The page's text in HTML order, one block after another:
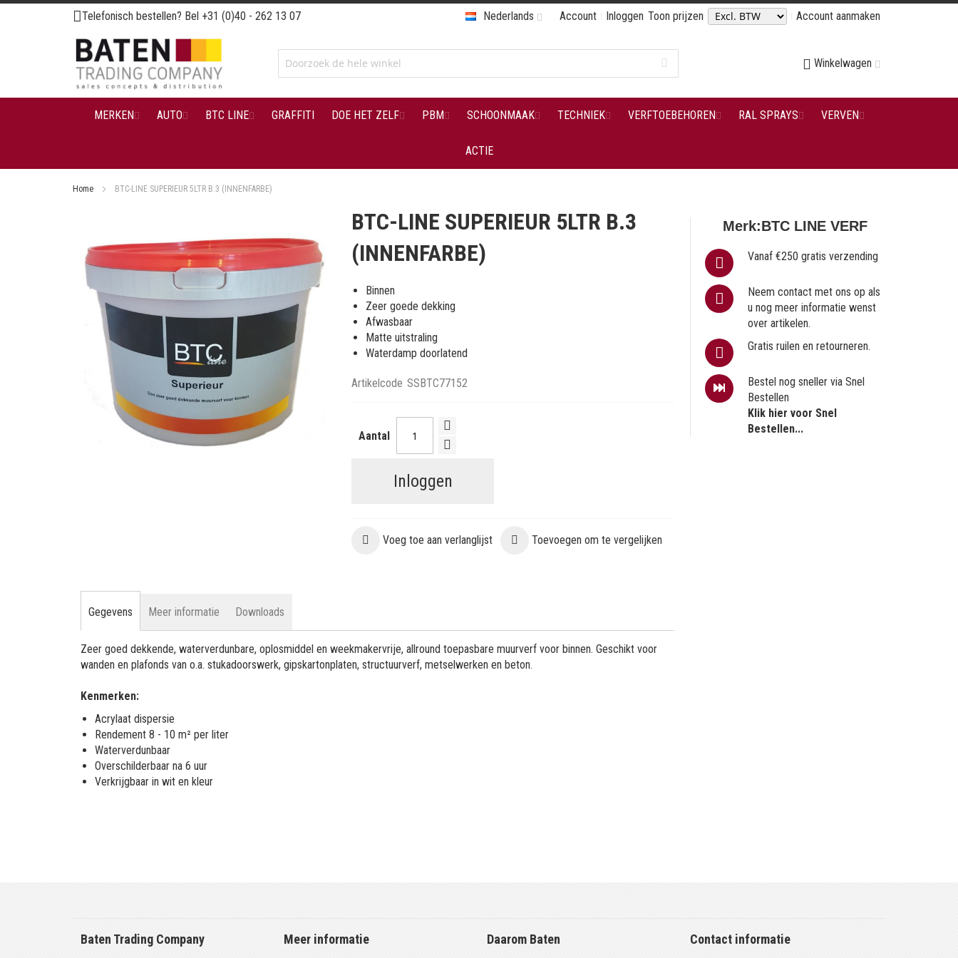
Ga
naar
de
inhoud
Telefonisch bestellen? Bel +31 (0)40 - 262 13 07 Account Inloggen Toon prijzen Account aanmaken
Nederlands
Winkelwagen
MERKEN AUTO BTC LINE GRAFFITI DOE HET ZELF PBM SCHOONMAAK TECHNIEK VERFTOEBEHOREN RAL SPRAYS VERVEN
ACTIE
Home BTC-LINE SUPERIEUR 5LTR B.3 (INNENFARBE)
einde
van
afbeeldingen-
gallerij
BTC-LINE SUPERIEUR 5LTR B.3
(INNENFARBE)
Binnen
Zeer goede dekking
Afwasbaar
Matte uitstraling
Waterdamp doorlatend
Artikelcode SSBTC77152
Aantal
Inloggen
Voeg toe aan verlanglijst Toevoegen om te vergelijken
Merk:BTC LINE VERF
Vanaf €250 gratis verzending
Neem contact met ons op als
u nog meer informatie wenst
over artikelen.
Gratis ruilen en retourneren.
Bestel nog sneller via Snel
Bestellen
Klik hier voor Snel
Bestellen...
Gegevens
Zeer goed dekkende, waterverdunbare, oplosmiddel en weekmakervrije, allround toepasbare muurverf voor binnen. Geschikt voor
wanden en plafonds van o.a. stukadoorswerk, gipskartonplaten, structuurverf, metselwerken en beton.
Kenmerken:
Acrylaat dispersie
Rendement 8 - 10 m² per liter
Waterverdunbaar
Overschilderbaar na 6 uur
Verkrijgbaar in wit en kleur
Meer informatie Downloads
Baten Trading Company Meer informatie Daarom Baten Contact informatie